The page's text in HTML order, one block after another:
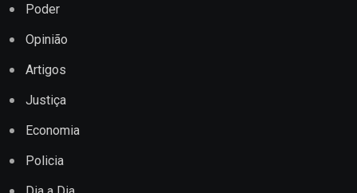
Poder
Opinião
Artigos
Justiça
Economia
Policia